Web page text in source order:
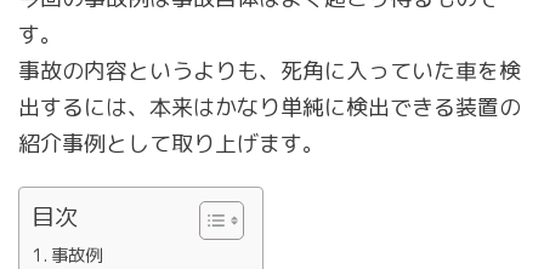
す。
事故の内容というよりも、死角に入っていた車を検
出するには、本来はかなり単純に検出できる装置の
紹介事例として取り上げます。
目次
事故例